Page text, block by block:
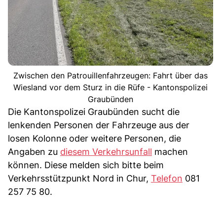
Zwischen den Patrouillenfahrzeugen: Fahrt über das
Wiesland vor dem Sturz in die Rüfe - Kantonspolizei
Graubünden
Die Kantonspolizei Graubünden sucht die
lenkenden Personen der Fahrzeuge aus der
losen Kolonne oder weitere Personen, die
Angaben zu diesem Verkehrsunfall machen
können. Diese melden sich bitte beim
Verkehrsstützpunkt Nord in Chur, Telefon 081
257 75 80.